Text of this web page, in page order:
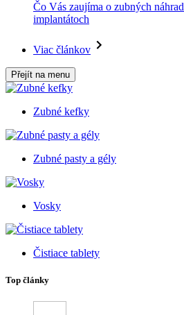
Čo Vás zaujíma o zubných
implantátoch
Viac článkov
Přejít na menu
Zubné kefky
Zubné pasty a gély
Vosky
Čistiace tablety
Top články